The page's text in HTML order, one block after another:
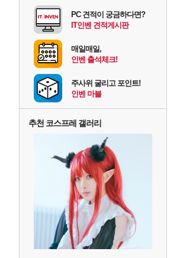
PC 견적이 궁금하다면?
IT인벤 견적게시판
매일매일,
인벤 출석체크!
주사위 굴리고 포인트!
인벤 마블
추천 코스프레 갤러리